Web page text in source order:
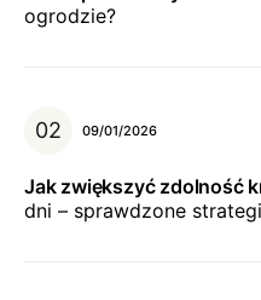
ogrodzie?
09/01/2026
Jak zwiększyć zdolność
dni – sprawdzone